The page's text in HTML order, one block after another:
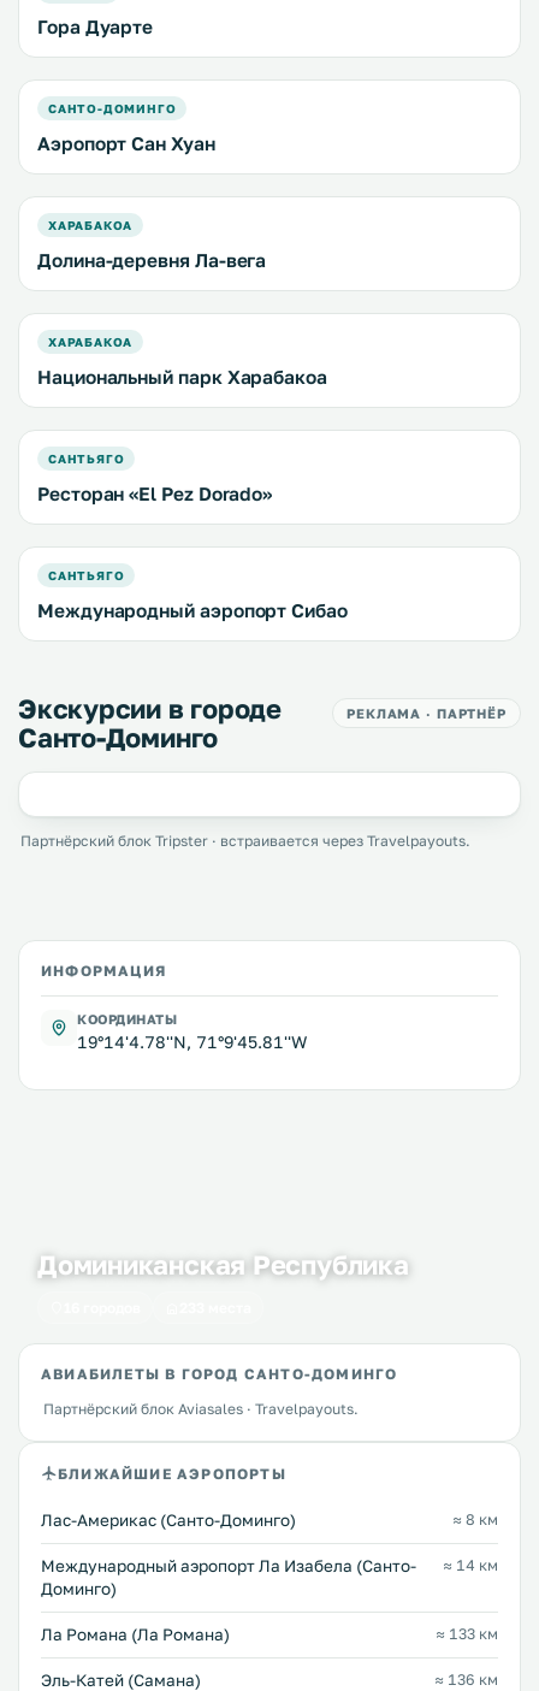
Гора Дуарте
САНТО-ДОМИНГО
Аэропорт Сан Хуан
ХАРАБАКОА
Долина-деревня Ла-вега
ХАРАБАКОА
Национальный парк Харабакоа
САНТЬЯГО
Ресторан «El Pez Dorado»
САНТЬЯГО
Международный аэропорт Сибао
Экскурсии в городе
Санто-Доминго
РЕКЛАМА · ПАРТНЁР
Партнёрский блок Tripster · встраивается через Travelpayouts.
ИНФОРМАЦИЯ
КООРДИНАТЫ
19°14'4.78''N, 71°9'45.81''W
Доминиканская Республика
АВИАБИЛЕТЫ В ГОРОД САНТО-ДОМИНГО
Партнёрский блок Aviasales · Travelpayouts.
БЛИЖАЙШИЕ АЭРОПОРТЫ
Лас-Америкас (Санто-Доминго) ≈ 8 км
Международный аэропорт Ла Изабела (Санто-
Доминго)
≈ 14 км
Ла Романа (Ла Романа) ≈ 133 км
Эль-Катей (Самана) ≈ 136 км